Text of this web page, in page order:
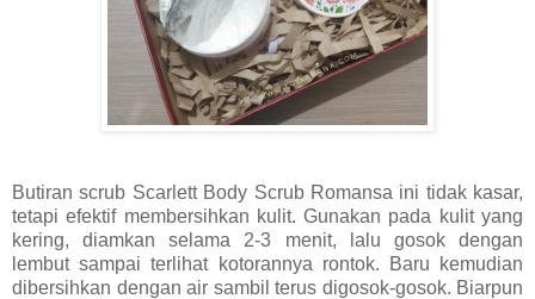
Butiran scrub Scarlett Body Scrub Romansa ini tidak kasar,
tetapi efektif membersihkan kulit. Gunakan pada kulit yang
kering, diamkan selama 2-3 menit, lalu gosok dengan
lembut sampai terlihat kotorannya rontok. Baru kemudian
dibersihkan dengan air sambil terus digosok-gosok. Biarpun